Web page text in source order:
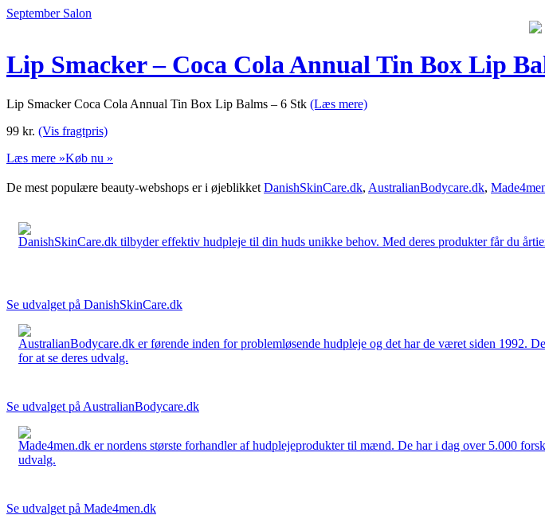
September Salon
Lip Smacker – Coca Cola Annual Tin Box Lip
Lip Smacker Coca Cola Annual Tin Box Lip Balms – 6 Stk (Læs mere)
99 kr. (Vis fragtpris)
Læs mere »Køb nu »
De mest populære beauty-webshops er i øjeblikket DanishSkinCare.dk, AustralianBodycare.dk,
DanishSkinCare.dk tilbyder effektiv hudpleje til din huds unikke behov. Med deres produkter får du
Se udvalget på DanishSkinCare.dk
AustralianBodycare.dk er førende inden for problemløsende hudpleje og det har de været siden 1992.
for at se deres udvalg.
Se udvalget på AustralianBodycare.dk
Made4men.dk er nordens største forhandler af hudplejeprodukter til mænd. De har i dag over 5.000
udvalg.
Se udvalget på Made4men.dk